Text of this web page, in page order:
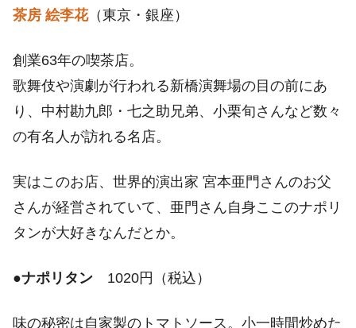
茶房 絵李花（東京・銀座）
創業63年の喫茶店。
歌舞伎や演劇が行われる新橋演舞場の目の前にあ
り、中村勘九郎・七之助兄弟、小栗旬さんなど数々
の有名人が訪れる名店。
実はこのお店、世界的演出家 宮本亜門さんのお父
さんが経営されていて、亜門さん自身ここのナポリ
タンが大好きなんだとか。
●ナポリタン 1020円（税込）
味の秘密は自家製のトマトソース。小一時間炒めた